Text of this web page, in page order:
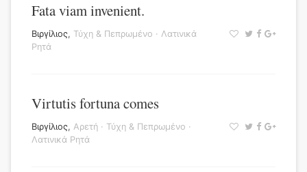
Fata viam invenient.
Βιργίλιος, Τύχη & Πεπρωμένο · Λατινικά
Ρητά
Virtutis fortuna comes
Βιργίλιος, Αρετή · Τύχη & Πεπρωμένο ·
Λατινικά Ρητά